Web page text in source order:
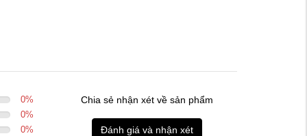
0%
0%
0%
Chia sẻ nhận xét về sản phẩm
Đánh giá và nhận xét